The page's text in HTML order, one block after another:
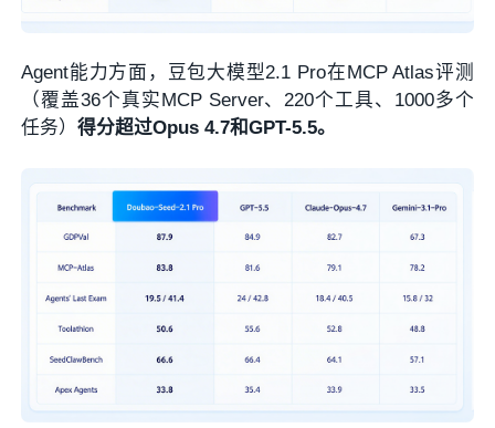
Agent能力方面，豆包大模型2.1 Pro在MCP Atlas评测
（覆盖36个真实MCP Server、220个工具、1000多个
任务）得分超过Opus 4.7和GPT-5.5。